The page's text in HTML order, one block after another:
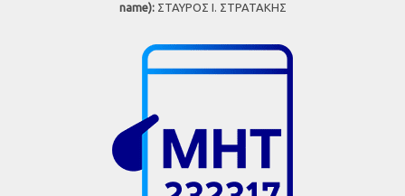
name):ΣΤΑΥΡΟΣ Ι. ΣΤΡΑΤΑΚΗΣ